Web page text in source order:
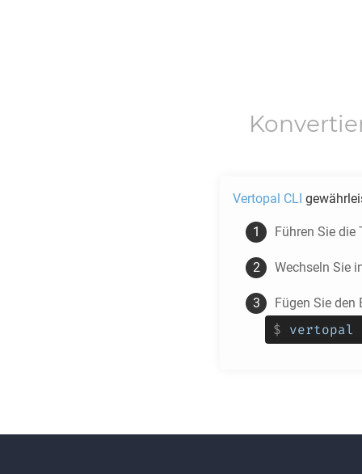
Vertopal CLI
Führen Sie
Wechseln Sie
Fügen Sie den
$ vertopal